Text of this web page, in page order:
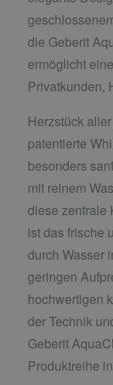
die Geberit
ermöglicht
Privatkunden,
Herzstück
patentierte
besonders
mit reinem
diese zentrale
ist das frische
durch Wasser
geringen
hochwertigen
der Technik
Geberit
Produktreihe